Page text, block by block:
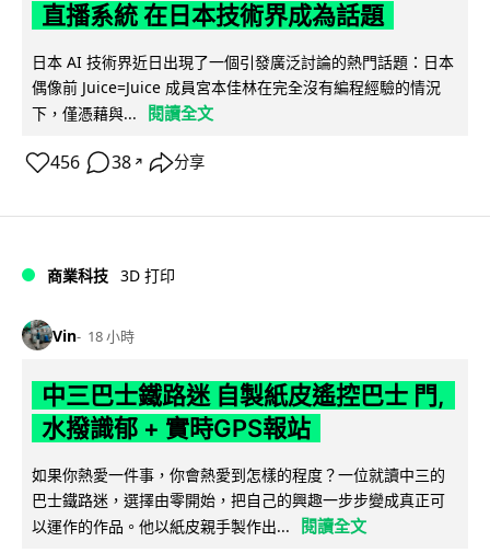
直播系統 在日本技術界成為話題
日本 AI 技術界近日出現了一個引發廣泛討論的熱門話題：日本
偶像前 Juice=Juice 成員宮本佳林在完全沒有編程經驗的情況
下，僅憑藉與...
閱讀全文
456 38 ↗ 分享
商業科技 3D 打印
Vin 18 小時
中三巴士鐵路迷 自製紙皮遙控巴士 門,
水撥識郁 + 實時GPS報站
如果你熱愛一件事，你會熱愛到怎樣的程度？一位就讀中三的
巴士鐵路迷，選擇由零開始，把自己的興趣一步步變成真正可
以運作的作品。他以紙皮親手製作出...
閱讀全文